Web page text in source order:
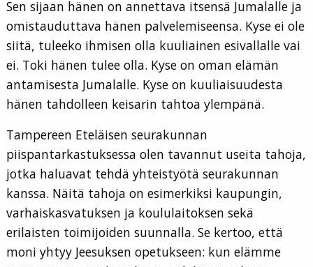
Sen sijaan hänen on annettava itsensä Jumalalle ja
omistauduttava hänen palvelemiseensa. Kyse ei ole
siitä, tuleeko ihmisen olla kuuliainen esivallalle vai
ei. Toki hänen tulee olla. Kyse on oman elämän
antamisesta Jumalalle. Kyse on kuuliaisuudesta
hänen tahdolleen keisarin tahtoa ylempänä.
Tampereen Eteläisen seurakunnan
piispantarkastuksessa olen tavannut useita tahoja,
jotka haluavat tehdä yhteistyötä seurakunnan
kanssa. Näitä tahoja on esimerkiksi kaupungin,
varhaiskasvatuksen ja koululaitoksen sekä
erilaisten toimijoiden suunnalla. Se kertoo, että
moni yhtyy Jeesuksen opetukseen: kun elämme